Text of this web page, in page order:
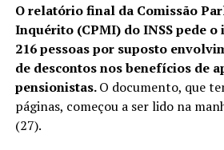
O relatório final da Comissão
Inquérito (CPMI) do INSS pede
216 pessoas por suposto
de descontos nos benefícios de
pensionistas.O documento, que
páginas, começou a ser lido na
(27).